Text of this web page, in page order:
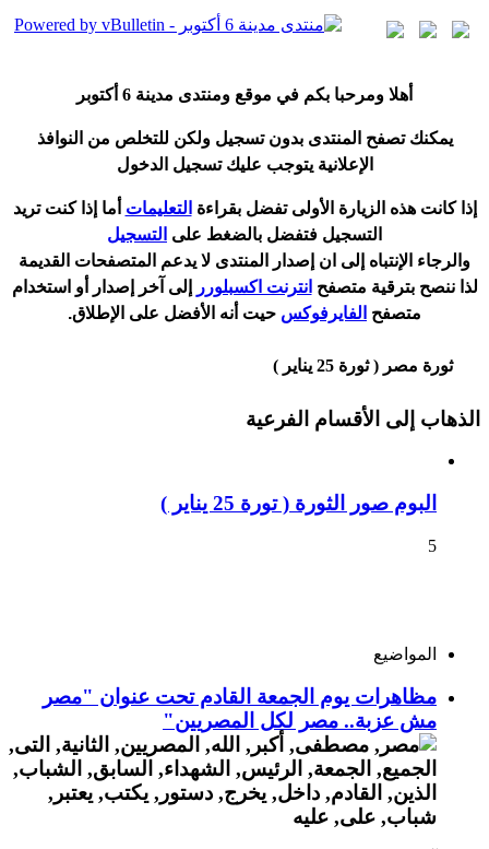
هلا ومرحبا بكم في موقع ومنتدى مدينة 6 أكتوبر
يمكنك تصفح المنتدى بدون تسجيل ولكن للتخلص من النوافذ
الإعلانية يتوجب عليك تسجيل الدخول
إذا كانت هذه الزيارة الأولى تفضل بقراءة التعليمات ما إذا كنت تريد
التسجيل فتفضل بالضغط على التسجيل
والرجاء الإنتباه إلى ان إصدار المنتدى لا يدعم المتصفحات القديمة
لذا ننصح بترقية متصفح انترنت اكسبلورر إلى آخر إصدار أو استخدام
متصفح الفايرفوكس حيت نه الأفضل على الإطلاق.
ثورة مصر ( ثورة 25 يناير )
الذهاب إلى الأقسام الفرعية
البوم صور الثورة ( تورة 25 يناير )
5
المواضيع
مظاهرات يوم الجمعة القادم تحت عنوان "مصر
مش عزبة.. مصر لكل المصريين"